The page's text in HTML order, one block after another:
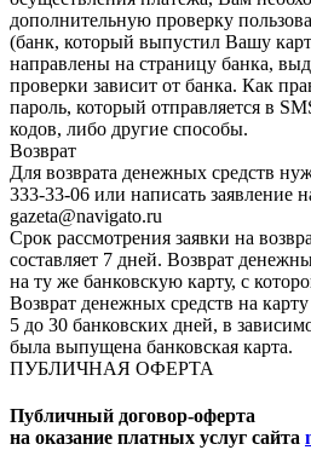
дополнительную проверку
(банк, который выпустил Вашу
направлены на страницу банка,
проверки зависит от банка. Как
пароль, который отправляется в
кодов, либо другие способы.
Возврат
Для возврата денежных средств
333-33-06 или написать заявление
gazeta@navigato.ru
Срок рассмотрения заявки на
составляет 7 дней. Возврат
на ту же банковскую карту, с
Возврат денежных средств на
5 до 30 банковских дней, в
была выпущена банковская карта.
ПУБЛИЧНАЯ ОФЕРТА
Публичный договор-оферта
на оказание платных услуг сайта